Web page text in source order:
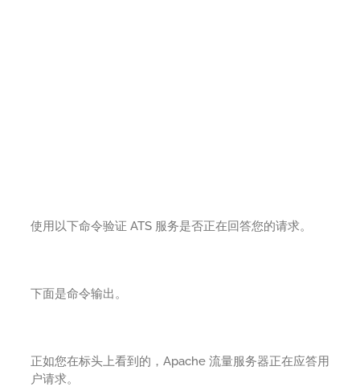
使用以下命令验证 ATS 服务是否正在回答您的请求。
下面是命令输出。
正如您在标头上看到的，Apache 流量服务器正在应答用
户请求。